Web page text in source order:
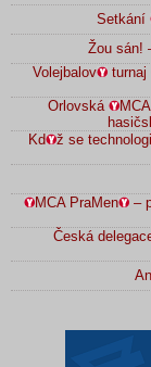
Setkání
Žou sán!
Volejbalov
turnaj
Orlovská
Kd
ž se
MCA PraMen
–
Česká